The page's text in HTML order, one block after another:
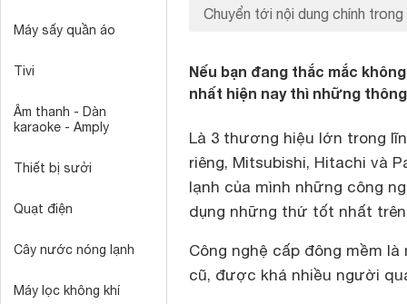
Máy sấy quần áo
Tivi
Âm thanh - Dàn
karaoke - Amply
Thiết bị sưởi
Quạt điện
Cây nước nóng lạnh
Máy lọc không khí
Chuyển tới nội dung chính trong
Nếu bạn đang thắc mắc
nhất hiện nay thì những
Là 3 thương hiệu lớn trong
riêng, Mitsubishi, Hitachi và
lạnh của mình những công
dụng những thứ tốt nhất
Công nghệ cấp đông mềm
cũ, được khá nhiều người